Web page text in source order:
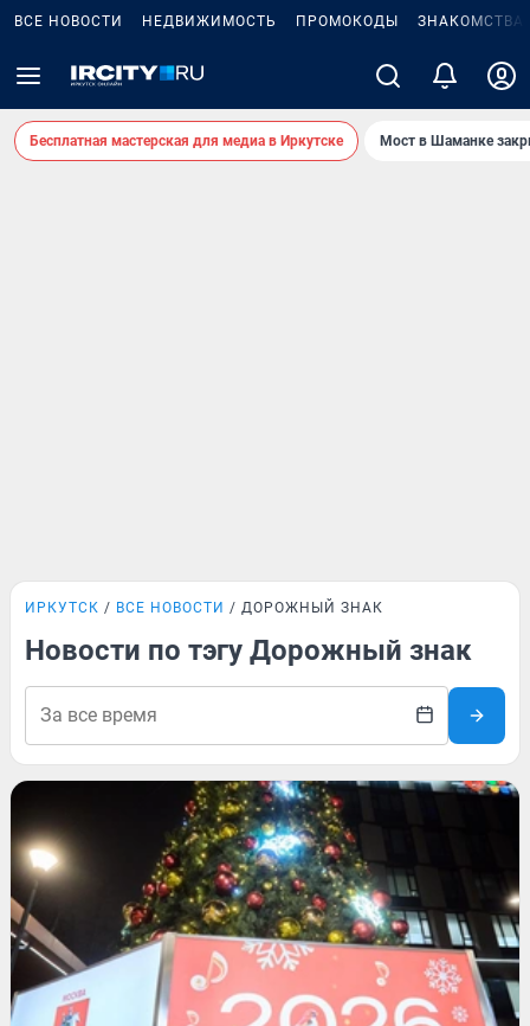
ВСЕ НОВОСТИ НЕДВИЖИМОСТЬ ПРОМОКОДЫ ЗНАКОМСТВА
Бесплатная мастерская для медиа в Иркутске Мост в Шаманке
ИРКУТСК ВСЕ НОВОСТИ ДОРОЖНЫЙ ЗНАК
Новости по тэгу Дорожный знак